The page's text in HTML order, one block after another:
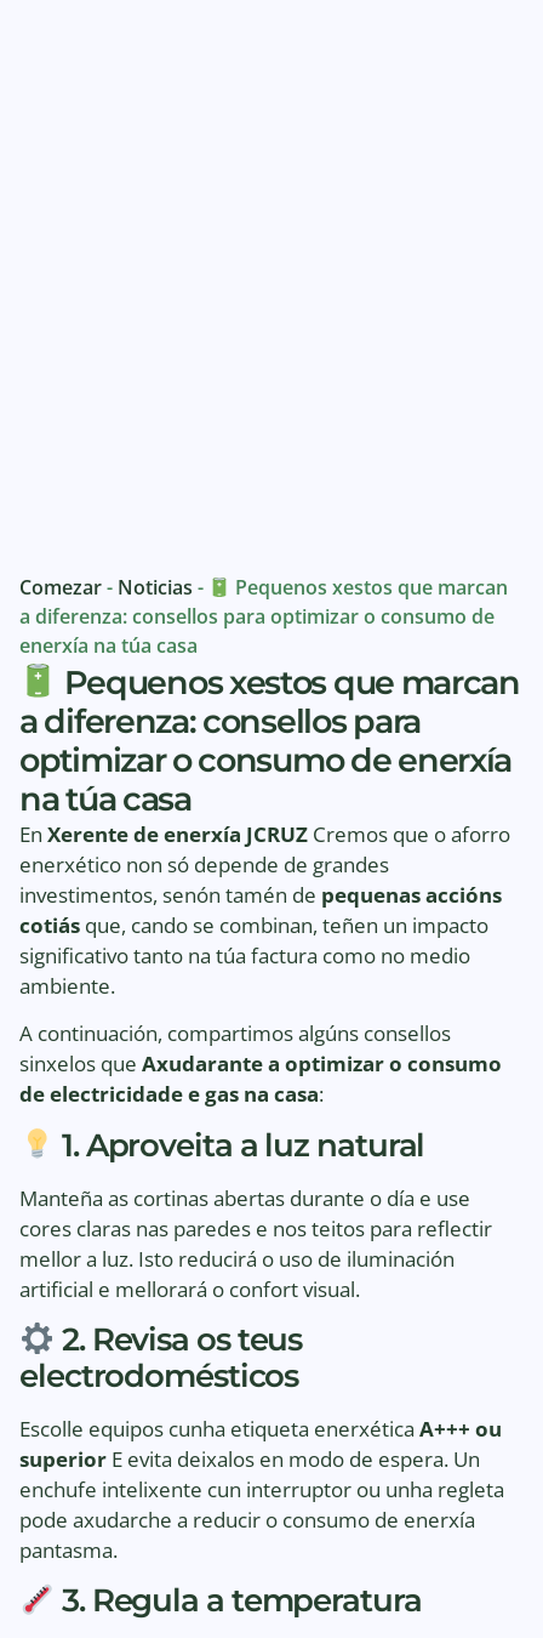
Comezar- Noticias -
Pequenos xestos que marcan
a diferenza: consellos para optimizar o consumo de
enerxía na túa casa
Pequenos xestos que marcan
a diferenza: consellos para
optimizar o consumo de enerxía
na túa casa
En Xerente de enerxía JCRUZ Cremos que o aforro
enerxético non só depende de grandes
investimentos, senón tamén de pequenas accións
cotiás que, cando se combinan, teñen un impacto
significativo tanto na túa factura como no medio
ambiente.
A continuación, compartimos algúns consellos
sinxelos que Axudarante a optimizar o consumo
de electricidade e gas na casa:
1. Aproveita a luz natural
Manteña as cortinas abertas durante o día e use
cores claras nas paredes e nos teitos para reflectir
mellor a luz. Isto reducirá o uso de iluminación
artificial e mellorará o confort visual.
2. Revisa os teus
electrodomésticos
Escolle equipos cunha etiqueta enerxética A+++ ou
superior E evita deixalos en modo de espera. Un
enchufe intelixente cun interruptor ou unha regleta
pode axudarche a reducir o consumo de enerxía
pantasma.
3. Regula a temperatura